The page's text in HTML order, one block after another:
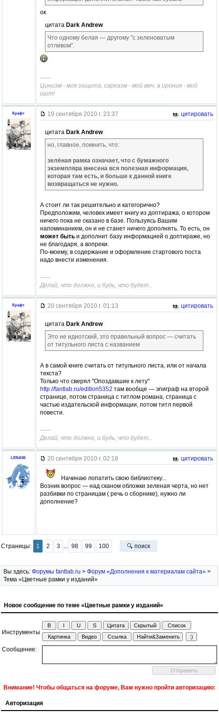
ок
цитата Dark Andrew
Что одному белая — другому "с зеленоватым
отливом".
–––
Цинизм - моя защита, сарказм - мой меч, а ирония - мой
щит!
Крафт 19 сентября 2010 г. 23:37 цитировать
цитата Dark Andrew
но, главное, помнить, что:
зелёная рамка означает, что с бумажного
экземпляра внесена вся полезная информация,
которая там есть, и больше к данной книге
возвращаться не нужно.
А стоит ли так решительно и категорично?
Предположим, человек имеет книгу из доптиража, о котором
ничего пока не сказано в базе. Пользуясь Вашим
напоминанием, он и не станет ничего дополнять. То есть, он
может быть и дополнит базу информацией о доптираже, но
не благодаря, а вопреки.
По-моему, в содержание и оформление стартового поста
надо внести изменения.
–––
Делай, что должно, и будь, что будет...
Крафт 20 сентября 2010 г. 01:13 цитировать
цитата Dark Andrew
Это не идиотский, это правильный вопрос — считать
от титульного листа с названием
А в самой книге считать от титульного листа, или от начала
текста?
Только что сверял "Опоздавшие к лету"
http://fantlab.ru/edition5352 там вообще — эпиграф на второй
странице, потом страница с титлом романа, страница с
частью издательской информации, потом титл первой
повести.
–––
Делай, что должно, и будь, что будет...
LENA56 20 сентября 2010 г. 02:18 цитировать
Начинаю лопатить свою библиотеку...
Возник вопрос — над сканом обложки зеленая черта, но нет
разбивки по страницам ( речь о сборнике), нужно ли
дополнение?
Страницы: 1 2 3 ... 98 99 100 🔍 поиск
Вы здесь: Форумы fantlab.ru > Форум «Дополнения к материалам сайта» >
Тема «Цветные рамки у изданий»
Новое сообщение по теме «Цветные рамки у изданий»
Инструменты
Сообщение:
Внимание! Чтобы общаться на форуме, Вам нужно пройти авторизацию:
Авторизация